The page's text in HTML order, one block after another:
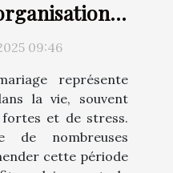
09:46
représente
la vie, souvent
fortes et de stress.
de nombreuses
cette période